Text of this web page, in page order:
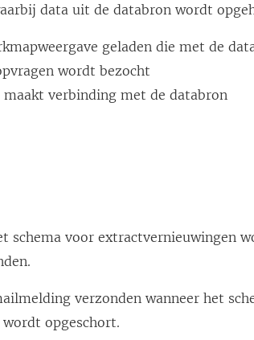
data uit de databron wordt
geladen die met de
wordt bezocht
maakt verbinding met de databron
schema voor extractvernieuwingen
verzonden wanneer het
opgeschort.